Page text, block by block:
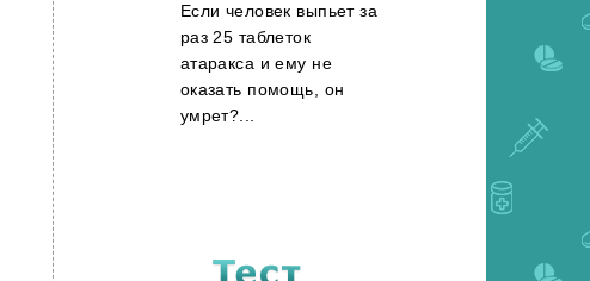
Если человек выпьет за
раз 25 таблеток
атаракса и ему не
оказать помощь, он
умрет?...